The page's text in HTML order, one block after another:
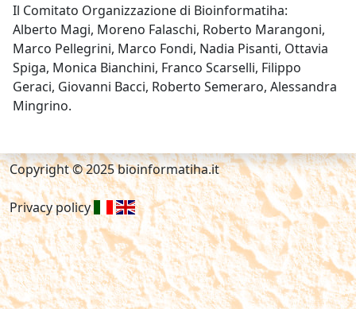
Il Comitato Organizzazione di Bioinformatiha:
Alberto Magi, Moreno Falaschi, Roberto Marangoni,
Marco Pellegrini, Marco Fondi, Nadia Pisanti, Ottavia
Spiga, Monica Bianchini, Franco Scarselli, Filippo
Geraci, Giovanni Bacci, Roberto Semeraro, Alessandra
Mingrino.
Copyright © 2025 bioinformatiha.it
Privacy policy